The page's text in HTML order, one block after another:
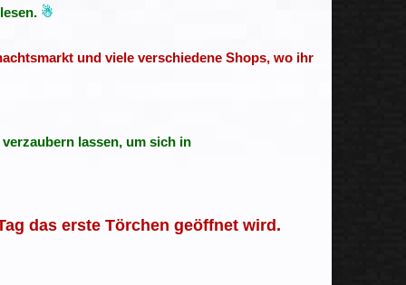
☃
und viele verschiedene Shops, wo ihr
lassen, um sich in
das erste Törchen geöffnet wird.